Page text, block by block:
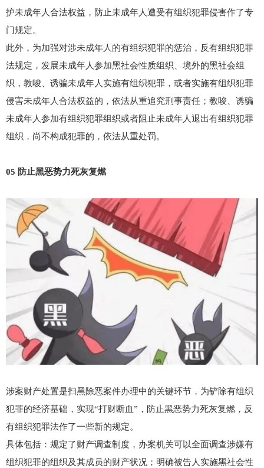
护未成年人合法权益，防止未成年人遭受有组织犯罪侵害作了专
门规定。
此外，为加强对涉未成年人的有组织犯罪的惩治，反有组织犯罪
法规定，发展未成年人参加黑社会性质组织、境外的黑社会组
织，教唆、诱骗未成年人实施有组织犯罪，或者实施有组织犯罪
侵害未成年人合法权益的，依法从重追究刑事责任；教唆、诱骗
未成年人参加有组织犯罪组织或者阻止未成年人退出有组织犯罪
组织，尚不构成犯罪的，依法从重处罚。
05 防止黑恶势力死灰复燃
涉案财产处置是扫黑除恶案件办理中的关键环节，为铲除有组织
犯罪的经济基础，实现“打财断血”，防止黑恶势力死灰复燃，反
有组织犯罪法作了一些新的规定。
具体包括：规定了财产调查制度，办案机关可以全面调查涉嫌有
组织犯罪的组织及其成员的财产状况；明确被告人实施黑社会性